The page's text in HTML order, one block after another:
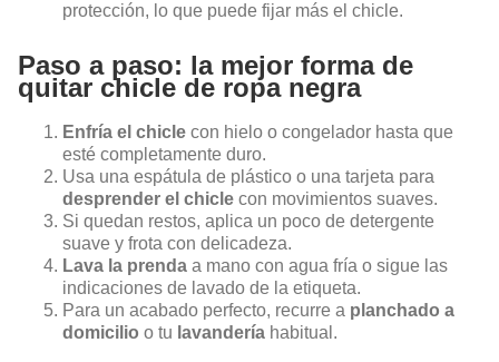
protección, lo que puede fijar más el chicle.
Paso a paso: la mejor forma de
quitar chicle de ropa negra
Enfría el chicle con hielo o congelador hasta que
esté completamente duro.
Usa una espátula de plástico o una tarjeta para
desprender el chicle con movimientos suaves.
Si quedan restos, aplica un poco de detergente
suave y frota con delicadeza.
Lava la prenda a mano con agua fría o sigue las
indicaciones de lavado de la etiqueta.
Para un acabado perfecto, recurre a planchado a
domicilio o tu lavandería habitual.